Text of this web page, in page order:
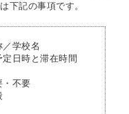
下記の事項です。
学校名
日時と滞在時間
不要